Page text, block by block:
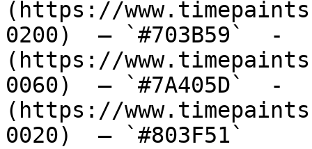
(https://
0200)  — `#703B59`  -
(https://
0060)  — `#7A405D`  -
(https://
0020)  — `#803F51`